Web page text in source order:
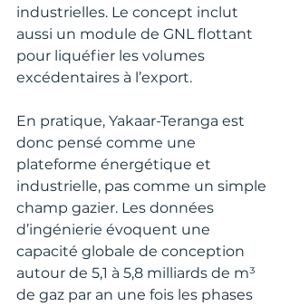
industrielles. Le concept inclut
aussi un module de GNL flottant
pour liquéfier les volumes
excédentaires à l’export.
En pratique, Yakaar-Teranga est
donc pensé comme une
plateforme énergétique et
industrielle, pas comme un simple
champ gazier. Les données
d’ingénierie évoquent une
capacité globale de conception
autour de 5,1 à 5,8 milliards de m³
de gaz par an une fois les phases